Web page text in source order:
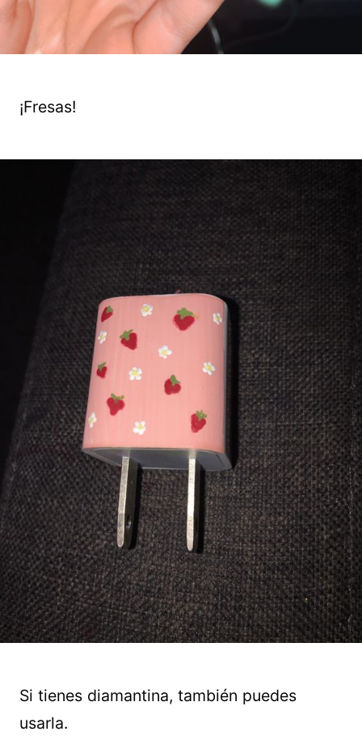
¡Fresas!
Si tienes diamantina, también puedes
usarla.